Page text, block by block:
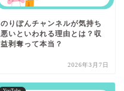
のりぽんチャンネルが気持ち
悪いといわれる理由とは？収
益剥奪って本当？
2026年3月7日